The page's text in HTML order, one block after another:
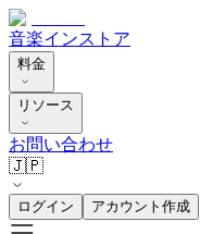
音楽インストア
料金
リソース
お問い合わせ
🇯🇵
ログイン アカウント作成